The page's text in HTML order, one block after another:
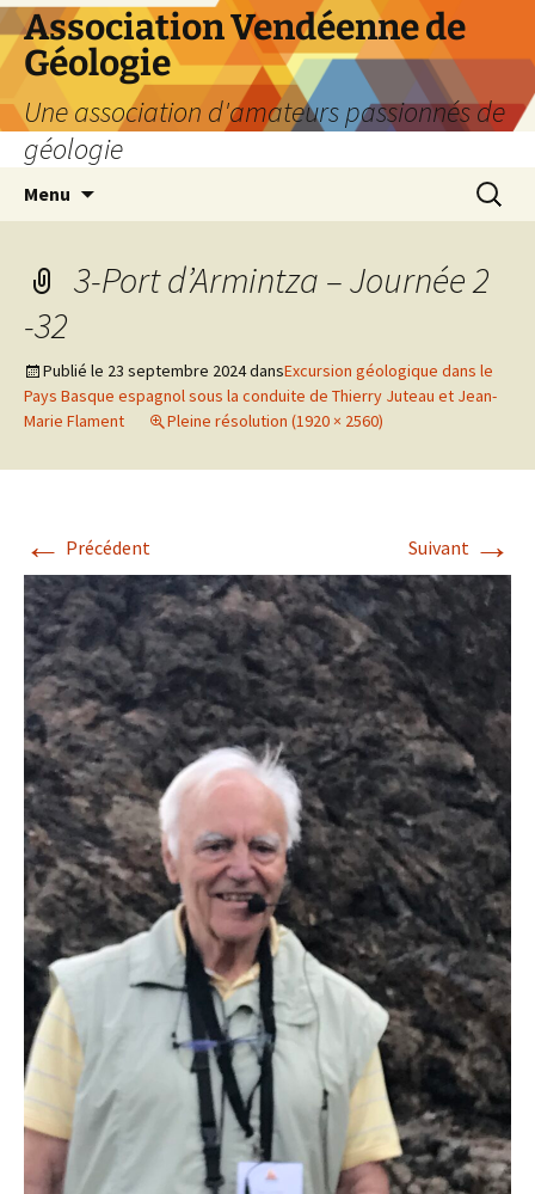
Aller
au
contenu
Association Vendéenne de
Géologie
Une association d'amateurs passionnés de
géologie
Menu
3-Port d’Armintza – Journée 2
-32
Publié le 23 septembre 2024dansExcursion géologique dans le
Pays Basque espagnol sous la conduite de Thierry Juteau et Jean-
Marie Flament
Pleine résolution (1920 × 2560)
← Précédent Suivant →